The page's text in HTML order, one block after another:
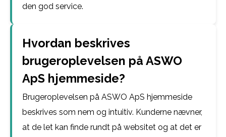
den god service.
Hvordan beskrives
brugeroplevelsen på ASWO
ApS hjemmeside?
Brugeroplevelsen på ASWO ApS hjemmeside
beskrives som nem og intuitiv. Kunderne nævner,
at de let kan finde rundt på websitet og at det er